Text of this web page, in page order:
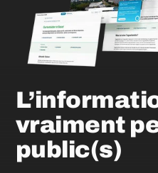
vraiment
public(s)